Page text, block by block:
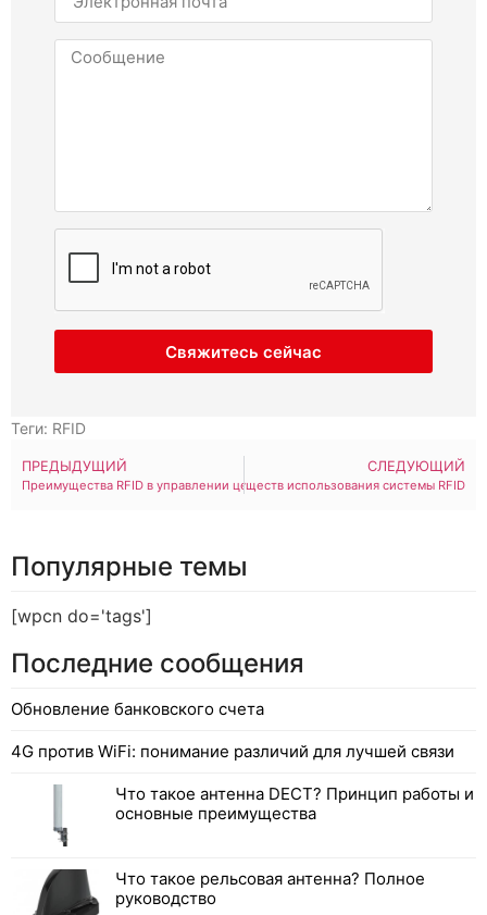
Свяжитесь сейчас
Теги: RFID
СЛЕДУЮЩИЙ
10 преимуществ использования системы RFID
ПРЕДЫДУЩИЙ
Преимущества RFID в управлении цепями поставок и логистике
Популярные темы
[wpcn do='tags']
Последние сообщения
Обновление банковского счета
4G против WiFi: понимание различий для лучшей связи
Что такое антенна DECT? Принцип работы и
основные преимущества
Что такое рельсовая антенна? Полное
руководство